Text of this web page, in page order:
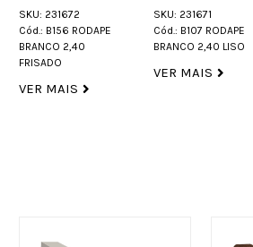
SKU: 231671
Cód.: B107 RODAPE
BRANCO 2,40 LISO
SKU: 231670
Cód.: B106 RODAPE
BRANCO 2,40